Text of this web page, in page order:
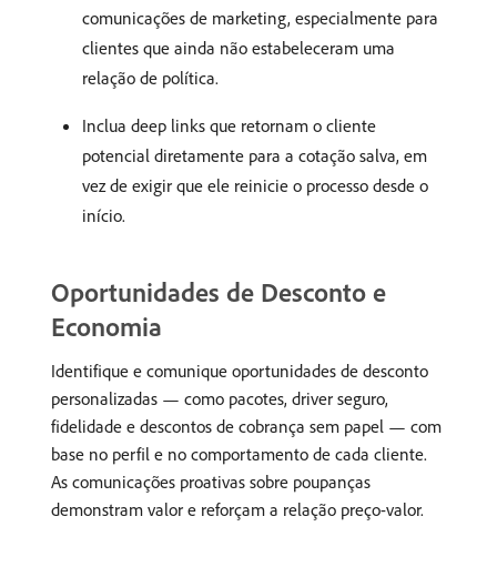
comunicações de marketing, especialmente para
clientes que ainda não estabeleceram uma
relação de política.
Inclua deep links que retornam o cliente
potencial diretamente para a cotação salva, em
vez de exigir que ele reinicie o processo desde o
início.
Oportunidades de Desconto e
Economia
Identifique e comunique oportunidades de desconto
personalizadas — como pacotes, driver seguro,
fidelidade e descontos de cobrança sem papel — com
base no perfil e no comportamento de cada cliente.
As comunicações proativas sobre poupanças
demonstram valor e reforçam a relação preço-valor.